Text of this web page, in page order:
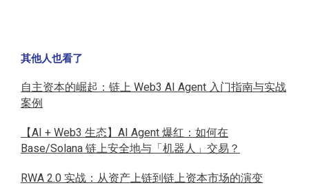
其他人也看了
自主资本的崛起：链上 Web3 AI Agent 入门指南与实战
案例
【AI + Web3 生态】AI Agent 爆红：如何在
Base/Solana 链上安全地与「机器人」交易？
RWA 2.0 实战：从资产上链到链上资本市场的演变